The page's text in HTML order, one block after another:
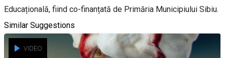
Educațională, fiind co-finanțată de Primăria Municipiului Sibiu.
Similar Suggestions
VIDEO